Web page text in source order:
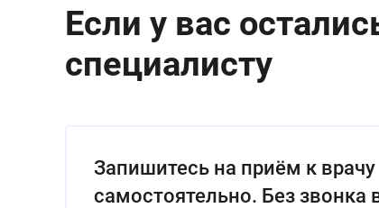
Если у вас
специалисту
Запишитесь на приём к врачу
самостоятельно. Без звонка